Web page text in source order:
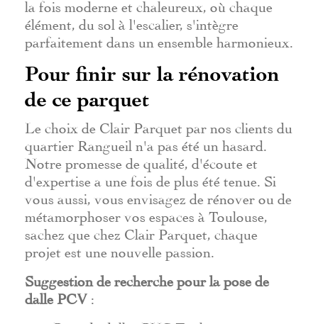
la fois moderne et chaleureux, où chaque
élément, du sol à l'escalier, s'intègre
parfaitement dans un ensemble harmonieux.
Pour finir sur la rénovation
de ce parquet
Le choix de Clair Parquet par nos clients du
quartier Rangueil n'a pas été un hasard.
Notre promesse de qualité, d'écoute et
d'expertise a une fois de plus été tenue. Si
vous aussi, vous envisagez de rénover ou de
métamorphoser vos espaces à Toulouse,
sachez que chez Clair Parquet, chaque
projet est une nouvelle passion.
Suggestion de recherche pour la pose de
dalle PCV